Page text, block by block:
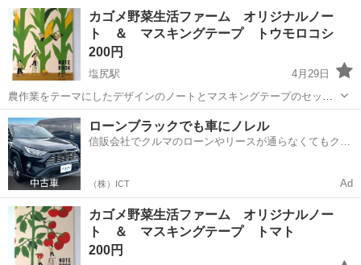
長野 飯田市 飯田駅 手帳
カゴメ野菜生活ファーム オリジナルノー
ト ＆ マスキングテープ トウモロコシ
200円
塩尻駅
4月29日
農作業をテーマにしたデザインのノートとマスキングテープのセッ
ト。 - ブランド:カゴメ - 商品名: ノート B5 - 商品名: マスキングテー
プ 幅18ｍｍ 長さ5ｍ
長野 塩尻市 塩尻駅 手帳 マスキングテープ
ローンブラックでも車にノレル
信販会社でクルマのローンやリースが通らなくてもクル
（株）ICT Ad
カゴメ野菜生活ファーム オリジナルノー
ト ＆ マスキングテープ トマト
200円